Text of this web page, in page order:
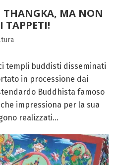
THANGKA, MA NON
TAPPETI!
templi buddisti disseminati
in processione dai
Buddhista famoso
impressiona per la sua
realizzati...